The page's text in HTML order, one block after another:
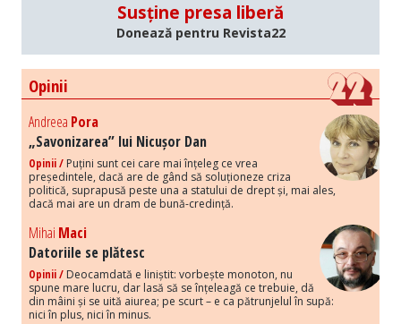
Susține presa liberă
Donează pentru Revista22
Opinii
Andreea Pora
„Savonizarea” lui Nicușor Dan
Opinii / Puțini sunt cei care mai înțeleg ce vrea
președintele, dacă are de gând să soluționeze criza
politică, suprapusă peste una a statului de drept și, mai ales,
dacă mai are un dram de bună-credință.
Mihai Maci
Datoriile se plătesc
Opinii / Deocamdată e liniștit: vorbește monoton, nu
spune mare lucru, dar lasă să se înțeleagă ce trebuie, dă
din mâini și se uită aiurea; pe scurt – e ca pătrunjelul în supă:
nici în plus, nici în minus.